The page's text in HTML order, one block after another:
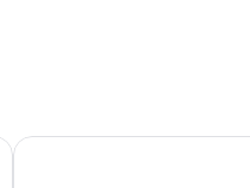
Ruby Giulia Hotel Rome